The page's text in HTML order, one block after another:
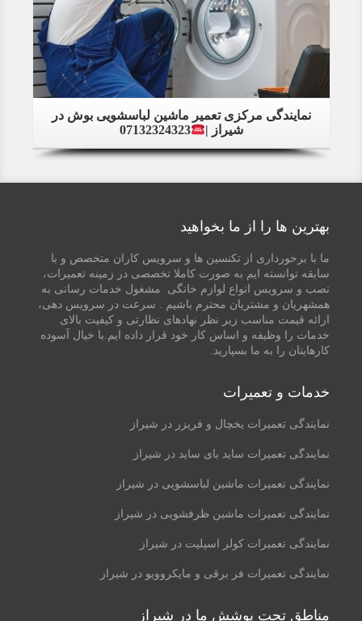
نمایندگی مرکزی تعمیر ماشین لباسشویی بوش در
شیراز |
07132324323
بهترین ها را از ما بخواهید
ما با برخورداری از تکنسین ها و سرویس کاران متخصص و با
سابقه توانسته ایم به صورت کاملا تخصصی در زمینه تعمیرات،
نصب و سرویس انواع لوازم خانگی مشغول خدمات رسانی به
همشهریان و مشتریان محترم باشیم . سرعت در سرویس دهی،
ارائه قیمت مناسب زیر نظر نهادهای نظارتی و کیفیت بالای
خدمات را وظیفه و اساس کار خود قرار داده ایم.با خیال آسوده
کارهایتان را به ما بسپارید.
خدمات و تعمیرات
نمایندگی تعمیرات یخچال و فریزر در شیراز
نمایندگی تعمیرات ساید بای ساید در شیراز
نمایندگی تعمیرات ماشین لباسشویی در شیراز
نمایندگی تعمیرات ماشین ظرفشویی در شیراز
نمایندگی تعمیرات کولر اسپلیت در شیراز
نمایندگی تعمیرات فر برقی و مایکروویو در شیراز
مناطق تحت پوشش ما در شیراز